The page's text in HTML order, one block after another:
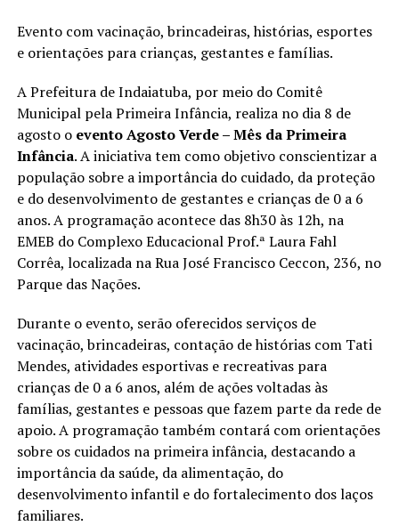
Evento com vacinação, brincadeiras, histórias, esportes
e orientações para crianças, gestantes e famílias.
A Prefeitura de Indaiatuba, por meio do Comitê
Municipal pela Primeira Infância, realiza no dia 8 de
agosto o evento Agosto Verde – Mês da Primeira
Infância. A iniciativa tem como objetivo conscientizar a
população sobre a importância do cuidado, da proteção
e do desenvolvimento de gestantes e crianças de 0 a 6
anos. A programação acontece das 8h30 às 12h, na
EMEB do Complexo Educacional Prof.ª Laura Fahl
Corrêa, localizada na Rua José Francisco Ceccon, 236, no
Parque das Nações.
Durante o evento, serão oferecidos serviços de
vacinação, brincadeiras, contação de histórias com Tati
Mendes, atividades esportivas e recreativas para
crianças de 0 a 6 anos, além de ações voltadas às
famílias, gestantes e pessoas que fazem parte da rede de
apoio. A programação também contará com orientações
sobre os cuidados na primeira infância, destacando a
importância da saúde, da alimentação, do
desenvolvimento infantil e do fortalecimento dos laços
familiares.